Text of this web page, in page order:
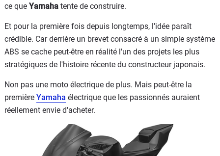
ce que Yamaha tente de construire.
Et pour la première fois depuis longtemps, l'idée paraît
crédible. Car derrière un brevet consacré à un simple système
ABS se cache peut-être en réalité l'un des projets les plus
stratégiques de l'histoire récente du constructeur japonais.
Non pas une moto électrique de plus. Mais peut-être la
première Yamaha électrique que les passionnés auraient
réellement envie d'acheter.